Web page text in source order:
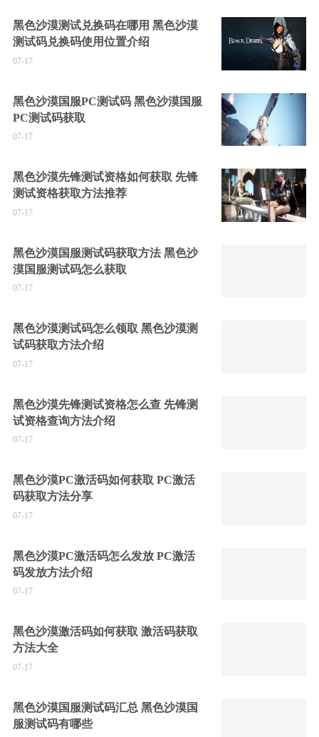
黑色沙漠测试兑换码在哪用 黑色沙漠
测试码兑换码使用位置介绍
07-17
黑色沙漠国服PC测试码 黑色沙漠国服
PC测试码获取
07-17
黑色沙漠先锋测试资格如何获取 先锋
测试资格获取方法推荐
07-17
黑色沙漠国服测试码获取方法 黑色沙
漠国服测试码怎么获取
07-17
黑色沙漠测试码怎么领取 黑色沙漠测
试码获取方法介绍
07-17
黑色沙漠先锋测试资格怎么查 先锋测
试资格查询方法介绍
07-17
黑色沙漠PC激活码如何获取 PC激活
码获取方法分享
07-17
黑色沙漠PC激活码怎么发放 PC激活
码发放方法介绍
07-17
黑色沙漠激活码如何获取 激活码获取
方法大全
07-17
黑色沙漠国服测试码汇总 黑色沙漠国
服测试码有哪些